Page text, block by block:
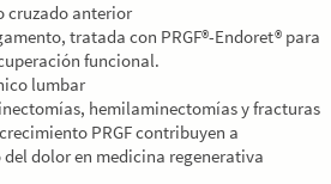
cruzado anterior
tratada con PRGF®-Endoret® para
funcional.
lumbar
hemilaminectomías y fracturas
PRGF contribuyen a
dolor en medicina regenerativa